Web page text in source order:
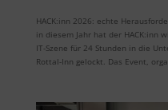
HACK:inn 2026: echte
in diesem Jahr hat der HACK:inn
IT-Szene für 24 Stunden in die
Rottal-Inn gelockt. Das Event,